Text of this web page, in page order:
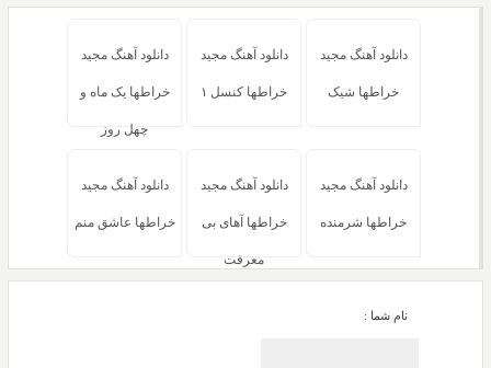
دانلود آهنگ مجید
خراطها شیک
دانلود آهنگ مجید
خراطها کنسل ۱
دانلود آهنگ مجید
خراطها یک ماه و
چهل روز
دانلود آهنگ مجید
خراطها شرمنده
دانلود آهنگ مجید
خراطها آهای بی
معرفت
دانلود آهنگ مجید
خراطها عاشق منم
نام شما :